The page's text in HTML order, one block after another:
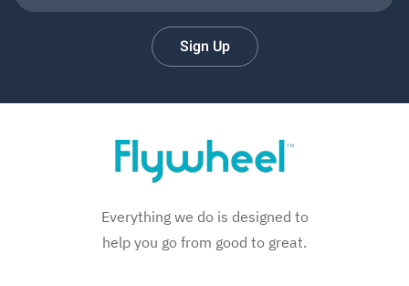
Sign Up
Everything we do is designed to
help you go from good to great.